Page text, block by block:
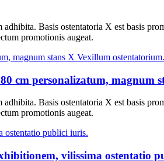
Basis ostentatoria X est basis
promotionis augeat.
cm personalizatum, magnum
Basis ostentatoria X est basis
promotionis augeat.
vilissima ostentatio